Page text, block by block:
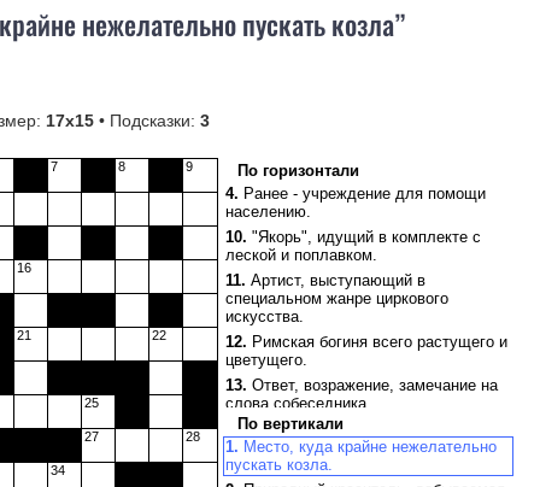
нежелательно пускать козла”
17х15 • Подсказки:3
По горизонтали
4. Ранее - учреждение для помощи
населению.
10."Якорь", идущий в комплекте с
леской и поплавком.
11.Артист, выступающий в
специальном жанре циркового
искусства.
12. Римская богиня всего растущего и
цветущего.
13.Ответ, возражение, замечание на
слова собеседника.
15.Староанглийская овчарка с густой
светлой шерстью.
17.Ядовитая трава семейства
По вертикали
1. Место, куда крайне нежелательно
пускать козла.
7 8 9
16
21 22
25
27 28
34